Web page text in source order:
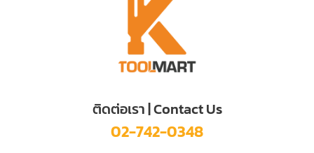
ติดต่อเรา | Contact Us
02-742-0348